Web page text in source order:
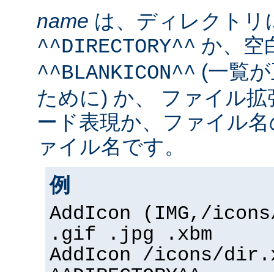
name は、ディレクトリ
^^DIRECTORY^^ か、空
^^BLANKICON^^ (一覧
ために) か、 ファイル
ード表現か、ファイル
ァイル名です。
例
AddIcon (IMG,/
.gif .jpg .xbm
AddIcon /icons/